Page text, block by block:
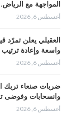
المواجهة مع
أغسطس 6, 2026
العقيلي يعلن تمرّد
واسعة وإعادة
أغسطس 6, 2026
ضربات صنعاء تربك
وانسحابات
أغسطس 6, 2026